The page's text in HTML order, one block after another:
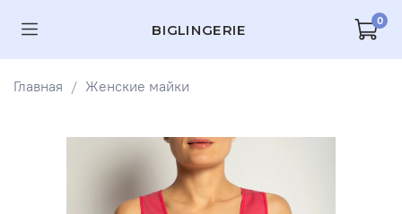
BIGLINGERIE
0
Главная Женские майки